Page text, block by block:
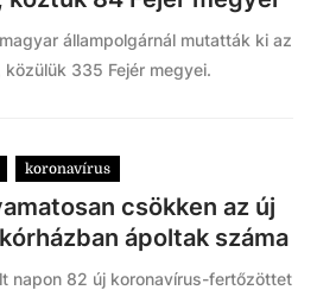
állampolgárnál mutatták ki az
335 Fejér megyei.
koronavírus
csökken az új
ápoltak száma
napon 82 új koronavírus-fertőzöttet